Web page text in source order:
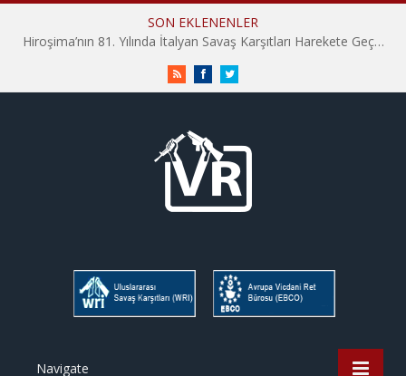
SON EKLENENLER
Hiroşima’nın 81. Yılında İtalyan Savaş Karşıtları Harekete Geçti: “Hatırlamak yeterli değil”
RSS FacebookTwitter
Navigate